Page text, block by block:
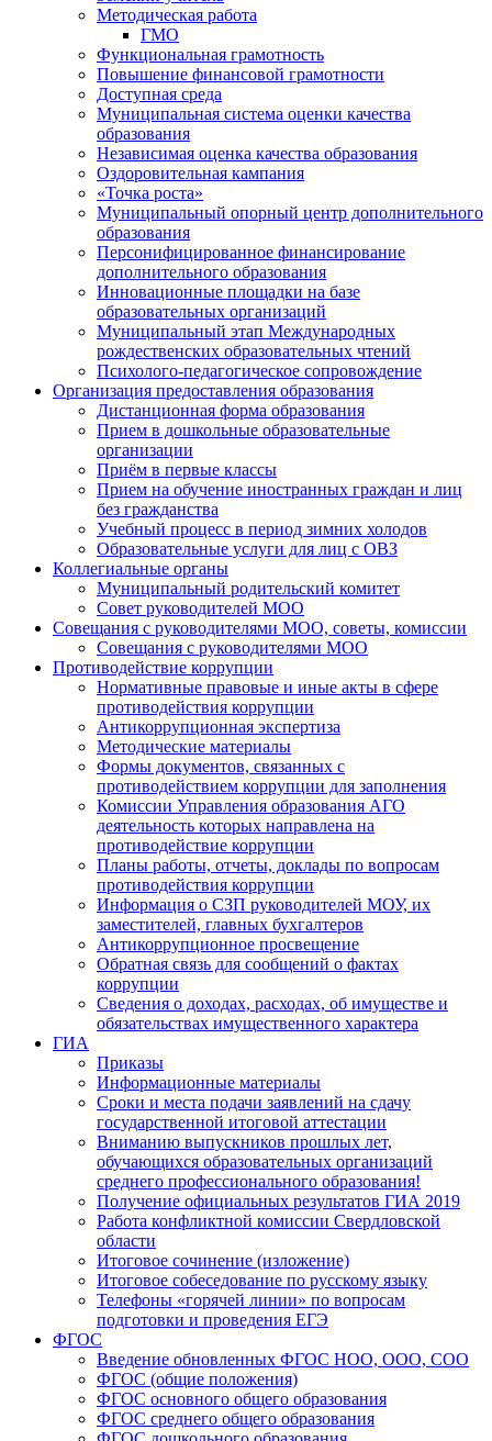
Методическая работа
ГМО
Функциональная грамотность
Повышение финансовой грамотности
Доступная среда
Муниципальная система оценки качества
образования
Независимая оценка качества образования
Оздоровительная кампания
«Точка роста»
Муниципальный опорный центр дополнительного
образования
Персонифицированное финансирование
дополнительного образования
Инновационные площадки на базе
образовательных организаций
Муниципальный этап Международных
рождественских образовательных чтений
Психолого-педагогическое сопровождение
Организация предоставления образования
Дистанционная форма образования
Прием в дошкольные образовательные
организации
Приём в первые классы
Прием на обучение иностранных граждан и лиц
без гражданства
Учебный процесс в период зимних холодов
Образовательные услуги для лиц с ОВЗ
Коллегиальные органы
Муниципальный родительский комитет
Совет руководителей МОО
Совещания с руководителями МОО, советы, комиссии
Совещания с руководителями МОО
Противодействие коррупции
Нормативные правовые и иные акты в сфере
противодействия коррупции
Антикоррупционная экспертиза
Методические материалы
Формы документов, связанных с
противодействием коррупции для заполнения
Комиссии Управления образования АГО
деятельность которых направлена на
противодействие коррупции
Планы работы, отчеты, доклады по вопросам
противодействия коррупции
Информация о СЗП руководителей МОУ, их
заместителей, главных бухгалтеров
Антикоррупционное просвещение
Обратная связь для сообщений о фактах
коррупции
Сведения о доходах, расходах, об имуществе и
обязательствах имущественного характера
ГИА
Приказы
Информационные материалы
Сроки и места подачи заявлений на сдачу
государственной итоговой аттестации
Вниманию выпускников прошлых лет,
обучающихся образовательных организаций
среднего профессионального образования!
Получение официальных результатов ГИА 2019
Работа конфликтной комиссии Свердловской
области
Итоговое сочинение (изложение)
Итоговое собеседование по русскому языку
Телефоны «горячей линии» по вопросам
подготовки и проведения ЕГЭ
ФГОС
Введение обновленных ФГОС НОО, ООО, СОО
ФГОС (общие положения)
ФГОС основного общего образования
ФГОС среднего общего образования